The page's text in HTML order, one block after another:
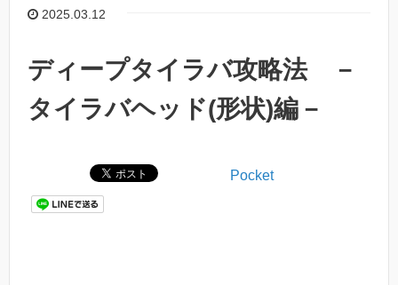
2025.03.12
ディープタイラバ攻略法 －
タイラバヘッド(形状)編－
Pocket